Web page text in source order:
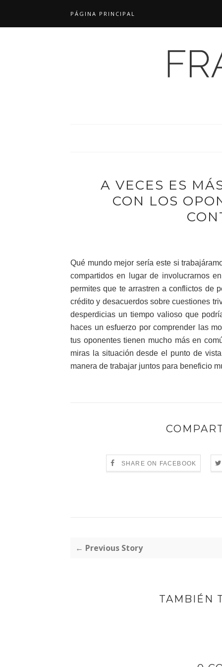
PÁGINA PRINCIPAL
A VECES ES
CON LOS
Qué mundo mejor sería este si
compartidos en lugar de involucrarnos
permites que te arrastren a conflictos de
crédito y desacuerdos sobre cuestiones
desperdicias un tiempo valioso que
haces un esfuerzo por comprender las
tus oponentes tienen mucho más en
miras la situación desde el punto de
manera de trabajar juntos para beneficio
SHARE ON FACEBOOK
← Previous Story
TAMBIÉN